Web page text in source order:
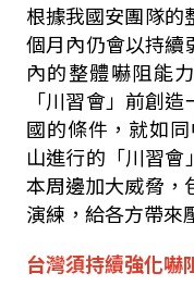
根據我國安團隊的
個月內仍會以持續
內的整體嚇阻能
「川習會」前創
國的條件，就如
山進行的「川習會
本周邊加大威脅，
演練，給各方帶來
台灣須持續強化嚇